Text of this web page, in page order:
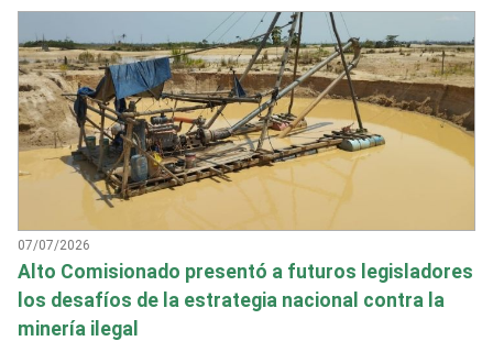
07/07/2026
Alto Comisionado presentó a futuros legisladores
los desafíos de la estrategia nacional contra la
minería ilegal